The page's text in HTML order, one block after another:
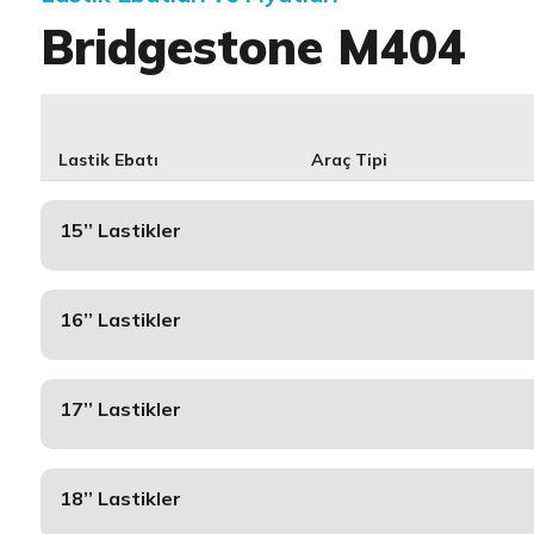
Bridgestone M404
Lastik Ebatı Araç Tipi
15’’ Lastikler
16’’ Lastikler
17’’ Lastikler
18’’ Lastikler